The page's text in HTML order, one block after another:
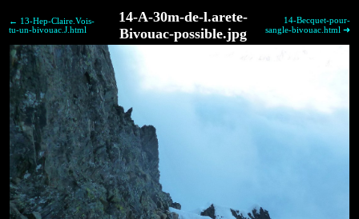
← 13-Hep-Claire.Vois-
tu-un-bivouac.J.html
14-A-30m-de-l.arete-
Bivouac-possible.jpg
14-Becquet-pour-
sangle-bivouac.html ➜